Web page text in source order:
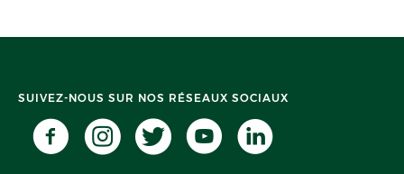
SUIVEZ-NOUS SUR NOS RÉSEAUX SOCIAUX